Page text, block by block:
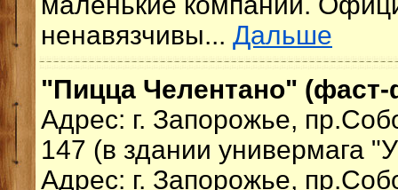
ненавязчивы... Дальше
"Пицца Челентано"
Адрес: г. Запорожье,
147 (в здании универмага
Адрес: г. Запорожье,